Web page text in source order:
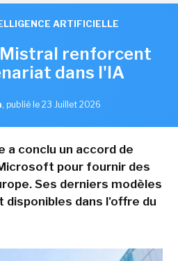
ARTIFICIELLE
renforcent
dans l'IA
, publié le 23 Juillet 2026
conclu un accord de
pour fournir des
Ses derniers modèles
dans l'offre du